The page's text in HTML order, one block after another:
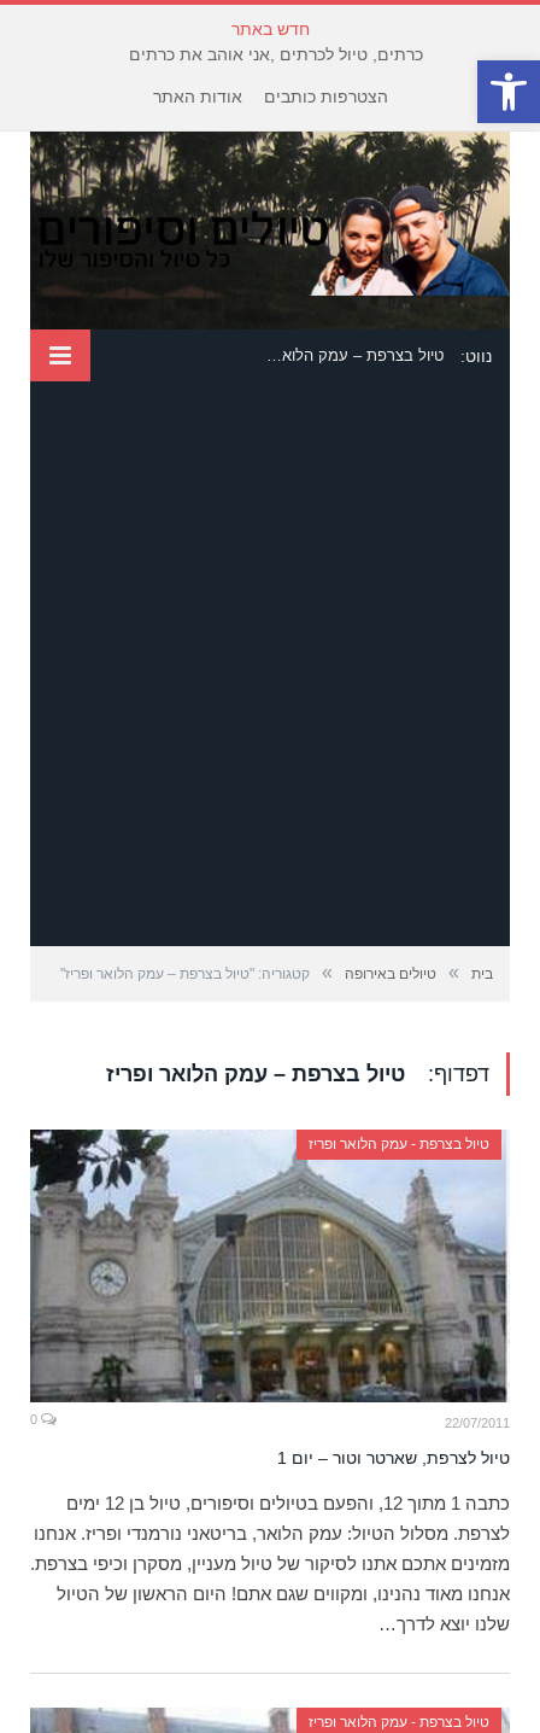
פתח סרגל נגישות
חדש באתר
כרתים, טיול לכרתים ,אני אוהב את כרתים
הצטרפות כותבים אודות האתר
נווט:
בית » טיולים באירופה » קטגוריה: "טיול בצרפת – עמק הלואר ופריז"
דפדוף: טיול בצרפת – עמק הלואר ופריז
טיול בצרפת - עמק הלואר ופריז
22/07/2011
טיול לצרפת, שארטר וטור – יום 1
כתבה 1 מתוך 12, והפעם בטיולים וסיפורים, טיול בן 12 ימים
לצרפת. מסלול הטיול: עמק הלואר, בריטאני נורמנדי ופריז. אנחנו
מזמינים אתכם אתנו לסיקור של טיול מעניין, מסקרן וכיפי בצרפת.
אנחנו מאוד נהנינו, ומקווים שגם אתם! היום הראשון של הטיול
שלנו יוצא לדרך…
טיול בצרפת - עמק הלואר ופריז